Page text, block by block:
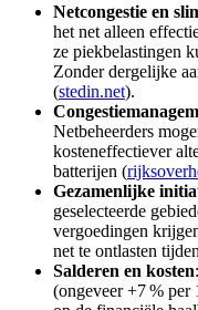
Netcongestie en
het net alleen
ze piekbelastingen
Zonder dergelijke
(stedin.net).
Netbeheerders
kosteneffectiever
batterijen (
Gezamenlijke
geselecteerde
vergoedingen
net te ontlasten
Salderen en kosten
(ongeveer +7 % per